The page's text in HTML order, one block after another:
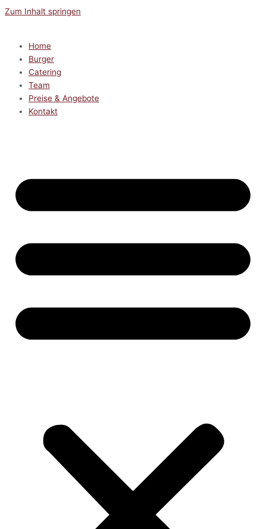
Zum Inhalt springen
Home
Burger
Catering
Team
Preise & Angebote
Kontakt